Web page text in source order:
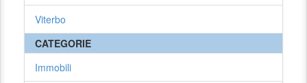
Viterbo
CATEGORIE
Immobili